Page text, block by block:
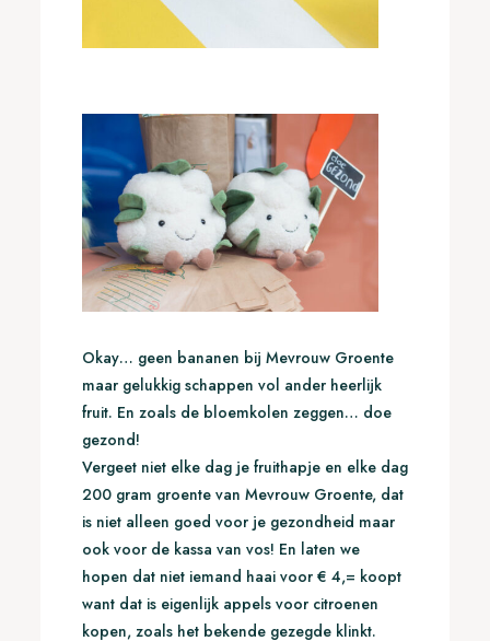
Okay… geen bananen bij Mevrouw Groente
maar gelukkig schappen vol ander heerlijk
fruit. En zoals de bloemkolen zeggen… doe
gezond!
Vergeet niet elke dag je fruithapje en elke dag
200 gram groente van Mevrouw Groente, dat
is niet alleen goed voor je gezondheid maar
ook voor de kassa van vos! En laten we
hopen dat niet iemand haai voor € 4,= koopt
want dat is eigenlijk appels voor citroenen
kopen, zoals het bekende gezegde klinkt.